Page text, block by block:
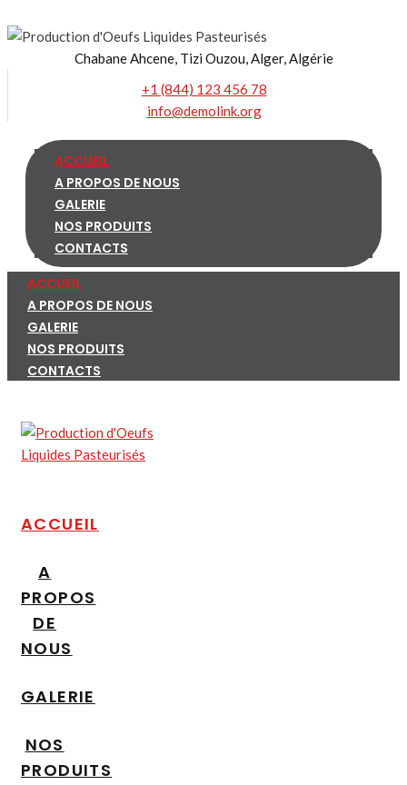
to
Chabane Ahcene, Tizi Ouzou, Alger, Algérie
+1 (844) 123 456 78
info@demolink.org
ACCUEIL
A PROPOS DE NOUS
GALERIE
NOS PRODUITS
CONTACTS
ACCUEIL
A PROPOS DE NOUS
GALERIE
NOS PRODUITS
CONTACTS
ACCUEIL
A
PROPOS
DE
NOUS
GALERIE
NOS
PRODUITS